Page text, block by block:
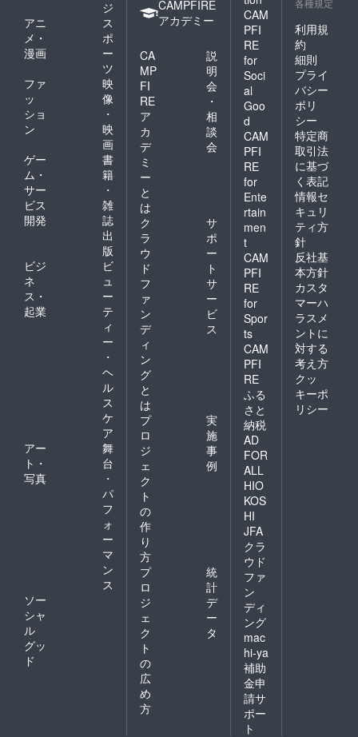
ジ
アニ
メ・
漫画
ス
ポ
ー
ツ
ファ
ッ
ショ
ン
映
像
・
映
画
ゲー
ム・
サー
ビス
開発
書
籍
・
雑
誌
出
版
ビジ
ネ
ス・
起業
ビ
ュ
ー
テ
ィ
ー
・
ヘ
ル
ス
ケ
ア
アー
ト・
写真
舞
台
・
パ
フ
ォ
ー
マ
ン
ス
ソー
シャ
ル
グッ
ド
CAMPFIRE
アカデミー
CA
MP
FI
RE
ア
カ
デ
ミ
ー
と
は
説
明
会
・
相
談
会
ク
ラ
ウ
ド
フ
ァ
ン
デ
ィ
ン
グ
と
は
サ
ポ
ー
ト
サ
ー
ビ
ス
プ
ロ
ジ
ェ
ク
ト
の
作
り
方
実
施
事
例
プ
ロ
ジ
ェ
ク
ト
の
広
め
方
統
計
デ
ー
タ
CAM
PFI
RE
for
Soci
al
Goo
d
CAM
PFI
RE
for
Ente
rtain
men
t
CAM
PFI
RE
for
Spor
ts
CAM
PFI
RE
ふる
さと
納税
AD
FOR
ALL
HIO
KOS
HI
JFA
クラ
ウド
ファ
ン
ディ
ング
mac
hi-ya
補助
金申
請サ
ポー
ト
利用規
約
細則
プライ
バシー
ポリ
シー
特定商
取引法
に基づ
く表記
情報セ
キュリ
ティ方
針
反社基
本方針
カスタ
マーハ
ラスメ
ントに
対する
考え方
クッ
キーポ
リシー